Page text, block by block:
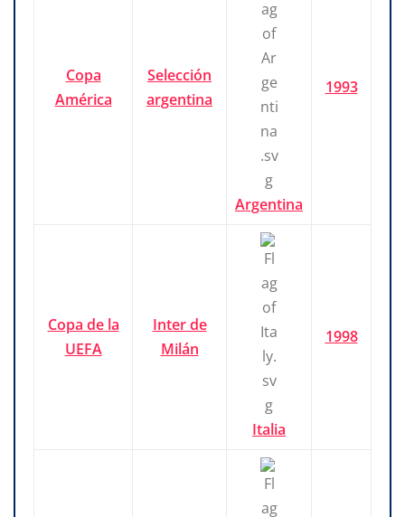
Copa
América
Selección
argentina
Argentina
1993
Copa de la
UEFA
Inter de
Milán
Italia
1998